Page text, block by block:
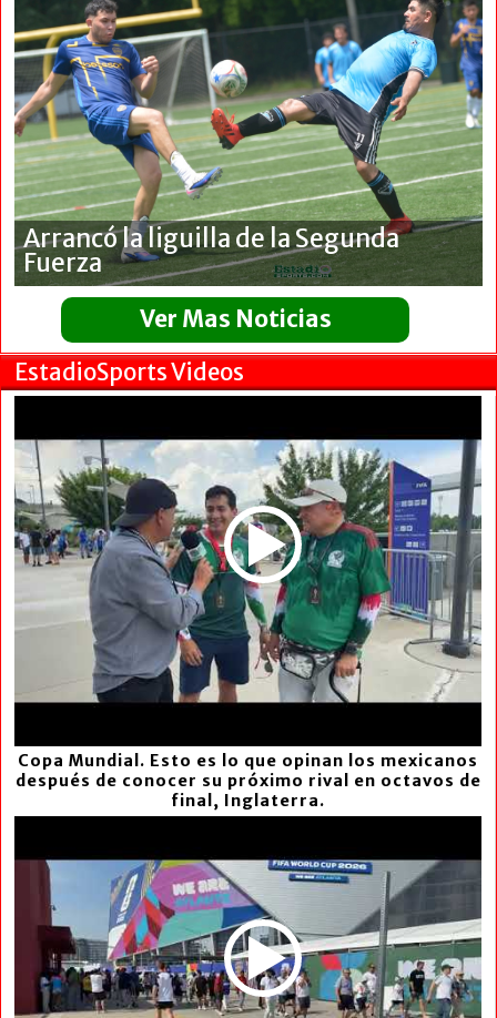
Arrancó la liguilla de la Segunda
Fuerza
Ver Mas Noticias
EstadioSports Videos
Copa Mundial. Esto es lo que opinan los mexicanos
después de conocer su próximo rival en octavos de
final, Inglaterra.